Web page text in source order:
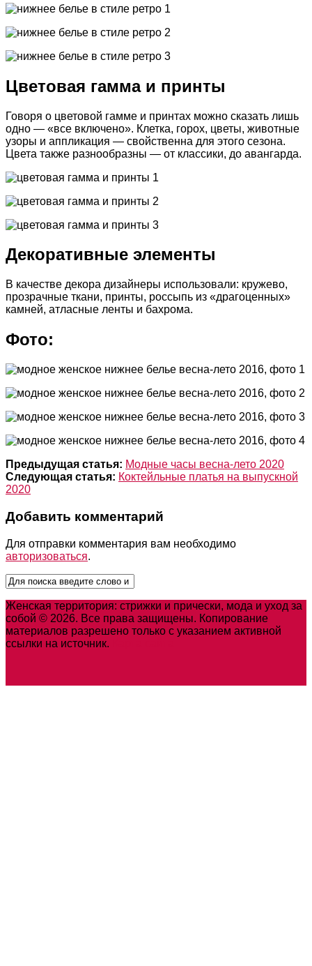
Цветовая гамма и принты
Говоря о цветовой гамме и принтах можно сказать лишь
одно — «все включено». Клетка, горох, цветы, животные
узоры и аппликация — свойственна для этого сезона.
Цвета также разнообразны — от классики, до авангарда.
Декоративные элементы
В качестве декора дизайнеры использовали: кружево,
прозрачные ткани, принты, россыпь из «драгоценных»
камней, атласные ленты и бахрома.
Фото:
Предыдущая статья: Модные часы весна-лето 2020
Следующая статья: Коктейльные платья на выпускной
2020
Добавить комментарий
Для отправки комментария вам необходимо
авторизоваться.
Женская территория: стрижки и прически, мода и уход за
собой © 2026. Все права защищены. Копирование
материалов разрешено только с указанием активной
ссылки на источник.